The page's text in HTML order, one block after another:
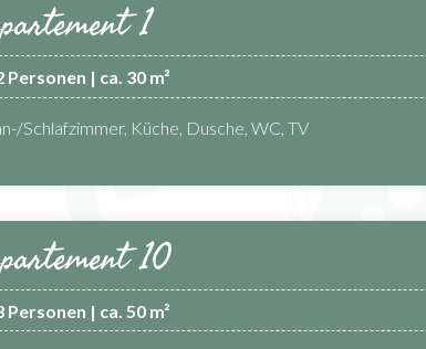
1
Personen | ca. 30 m²
Schlafzimmer, Küche, Dusche, WC, TV
10
Personen | ca. 50 m²